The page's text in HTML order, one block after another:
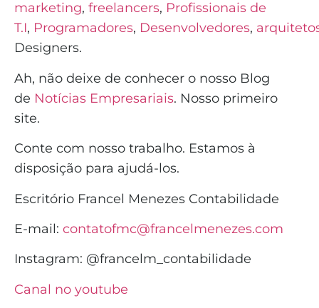
marketing, freelancers, Profissionais de
T.I, Programadores, Desenvolvedores,
Designers.
Ah, não deixe de conhecer o nosso Blog
de Notícias Empresariais. Nosso primeiro
site.
Conte com nosso trabalho. Estamos à
disposição para ajudá-los.
Escritório Francel Menezes Contabilidade
E-mail: contatofmc@francelmenezes.com
Instagram: @francelm_contabilidade
Canal no youtube